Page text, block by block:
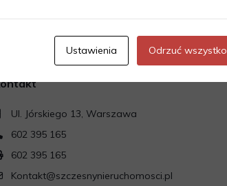
Ul. Jórskiego 13, Warszawa
602 395 165
602 395 165
Kontakt@szczesnynieruchomosci.pl
Ustawienia Odrzuć wszystko